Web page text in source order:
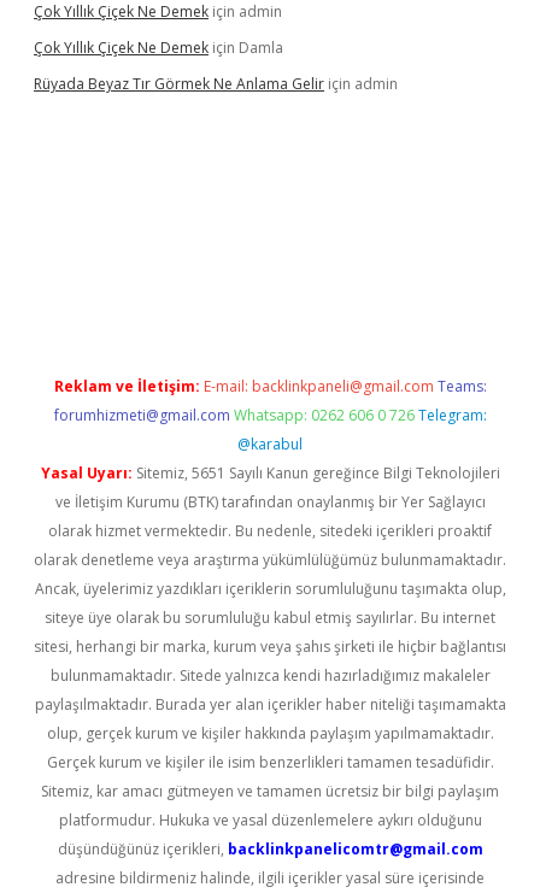
Çok Yıllık Çiçek Ne Demek için admin
Çok Yıllık Çiçek Ne Demek için Damla
Rüyada Beyaz Tır Görmek Ne Anlama Gelir için admin
Reklam ve İletişim: E-mail: backlinkpaneli@gmail.com Teams:
forumhizmeti@gmail.com Whatsapp: 0262 606 0 726 Telegram:
@karabul
Yasal Uyarı: Sitemiz, 5651 Sayılı Kanun gereğince Bilgi Teknolojileri
ve İletişim Kurumu (BTK) tarafından onaylanmış bir Yer Sağlayıcı
olarak hizmet vermektedir. Bu nedenle, sitedeki içerikleri proaktif
olarak denetleme veya araştırma yükümlülüğümüz bulunmamaktadır.
Ancak, üyelerimiz yazdıkları içeriklerin sorumluluğunu taşımakta olup,
siteye üye olarak bu sorumluluğu kabul etmiş sayılırlar. Bu internet
sitesi, herhangi bir marka, kurum veya şahıs şirketi ile hiçbir bağlantısı
bulunmamaktadır. Sitede yalnızca kendi hazırladığımız makaleler
paylaşılmaktadır. Burada yer alan içerikler haber niteliği taşımamakta
olup, gerçek kurum ve kişiler hakkında paylaşım yapılmamaktadır.
Gerçek kurum ve kişiler ile isim benzerlikleri tamamen tesadüfidir.
Sitemiz, kar amacı gütmeyen ve tamamen ücretsiz bir bilgi paylaşım
platformudur. Hukuka ve yasal düzenlemelere aykırı olduğunu
düşündüğünüz içerikleri, backlinkpanelicomtr@gmail.com
adresine bildirmeniz halinde, ilgili içerikler yasal süre içerisinde